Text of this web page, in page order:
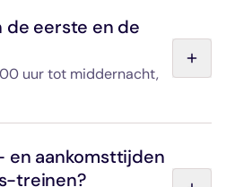
minuten, zonder tussenstops.
de eerste en de
uur tot middernacht,
aankomsttijden".
en aankomsttijden
treinen?